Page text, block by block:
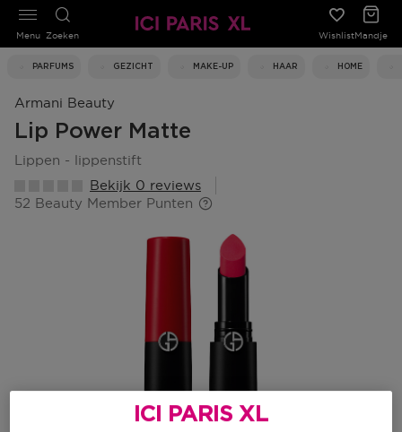
Zoeken WishlistMandje
PARFUMS GEZICHT MAKE-UP HAAR HOME
Menu
Armani Beauty
Lip Power Matte
lippen - lippenstift
Bekijk 0 reviews
52 Beauty Member Punten
ICI PARIS XL